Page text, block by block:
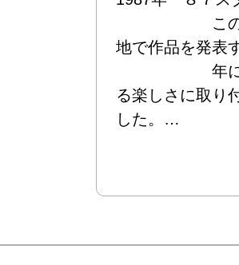
この頃から
地で作品を発表
年に１、２
る楽しさに取り
した。
1995年、1997